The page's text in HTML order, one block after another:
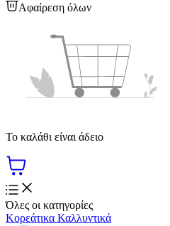
Αφαίρεση όλων
Το καλάθι είναι άδειο
Όλες οι κατηγορίες
Κορεάτικα Καλλυντικά